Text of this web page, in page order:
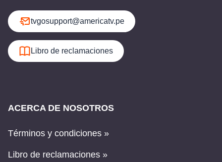
tvgosupport@americatv.pe
Libro de reclamaciones
ACERCA DE NOSOTROS
Términos y condiciones »
Libro de reclamaciones »